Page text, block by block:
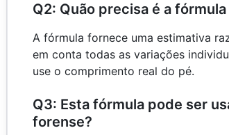
Q2: Quão precisa é a
A fórmula fornece uma estimativa
em conta todas as variações
use o comprimento real do pé.
Q3: Esta fórmula pode ser
forense?